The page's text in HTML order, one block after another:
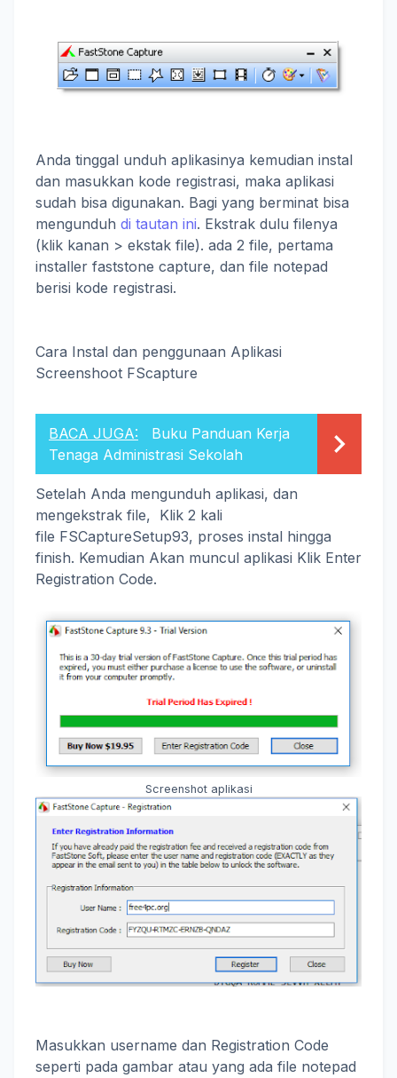
Anda tinggal unduh aplikasinya kemudian instal
dan masukkan kode registrasi, maka aplikasi
sudah bisa digunakan. Bagi yang berminat bisa
mengunduh di tautan ini. Ekstrak dulu filenya
(klik kanan > ekstak file). ada 2 file, pertama
installer faststone capture, dan file notepad
berisi kode registrasi.
Cara Instal dan penggunaan Aplikasi
Screenshoot FScapture
BACA JUGA:
Buku Panduan Kerja
Tenaga Administrasi Sekolah
Setelah Anda mengunduh aplikasi, dan
mengekstrak file, Klik 2 kali
file FSCaptureSetup93, proses instal hingga
finish. Kemudian Akan muncul aplikasi Klik Enter
Registration Code.
Screenshot aplikasi
Masukkan username dan Registration Code
seperti pada gambar atau yang ada file notepad